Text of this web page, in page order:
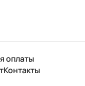
оплаты
Контакты